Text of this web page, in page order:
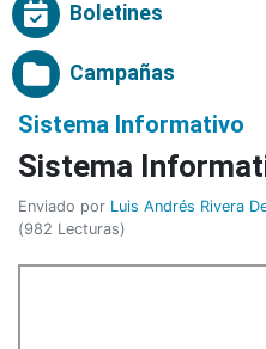
Boletines
Campañas
Sistema Informativo
Sistema
Enviado por Luis Andrés Rivera
(982 Lecturas)